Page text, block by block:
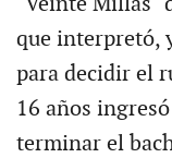
que interpretó,
para decidir el
16 años
terminar el